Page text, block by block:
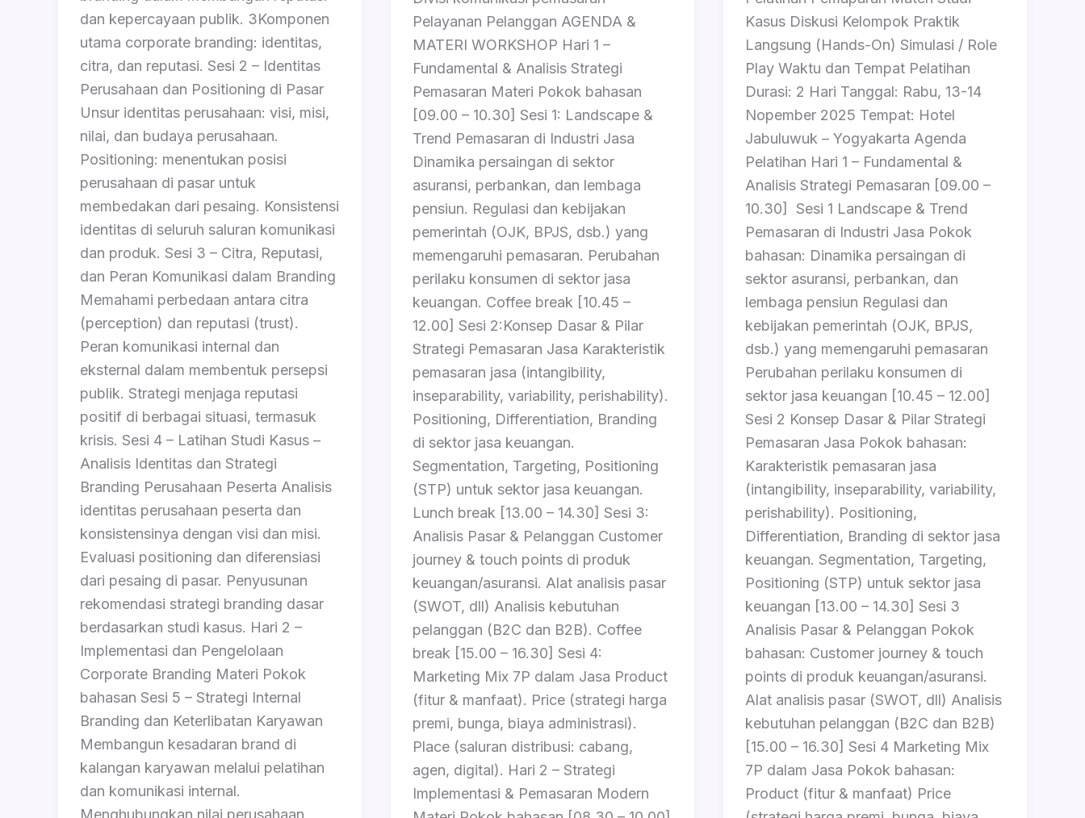
dan kepercayaan publik. 3Komponen
utama corporate branding: identitas,
citra, dan reputasi. Sesi 2 – Identitas
Perusahaan dan Positioning di Pasar
Unsur identitas perusahaan: visi, misi,
nilai, dan budaya perusahaan.
Positioning: menentukan posisi
perusahaan di pasar untuk
membedakan dari pesaing. Konsistensi
identitas di seluruh saluran komunikasi
dan produk. Sesi 3 – Citra, Reputasi,
dan Peran Komunikasi dalam Branding
Memahami perbedaan antara citra
(perception) dan reputasi (trust).
Peran komunikasi internal dan
eksternal dalam membentuk persepsi
publik. Strategi menjaga reputasi
positif di berbagai situasi, termasuk
krisis. Sesi 4 – Latihan Studi Kasus –
Analisis Identitas dan Strategi
Branding Perusahaan Peserta Analisis
identitas perusahaan peserta dan
konsistensinya dengan visi dan misi.
Evaluasi positioning dan diferensiasi
dari pesaing di pasar. Penyusunan
rekomendasi strategi branding dasar
berdasarkan studi kasus. Hari 2 –
Implementasi dan Pengelolaan
Corporate Branding Materi Pokok
bahasan Sesi 5 – Strategi Internal
Branding dan Keterlibatan Karyawan
Membangun kesadaran brand di
kalangan karyawan melalui pelatihan
dan komunikasi internal.
Menghubungkan nilai perusahaan
Pelayanan Pelanggan AGENDA &
MATERI WORKSHOP Hari 1 –
Fundamental & Analisis Strategi
Pemasaran Materi Pokok bahasan
[09.00 – 10.30] Sesi 1: Landscape &
Trend Pemasaran di Industri Jasa
Dinamika persaingan di sektor
asuransi, perbankan, dan lembaga
pensiun. Regulasi dan kebijakan
pemerintah (OJK, BPJS, dsb.) yang
memengaruhi pemasaran. Perubahan
perilaku konsumen di sektor jasa
keuangan. Coffee break [10.45 –
12.00] Sesi 2:Konsep Dasar & Pilar
Strategi Pemasaran Jasa Karakteristik
pemasaran jasa (intangibility,
inseparability, variability, perishability).
Positioning, Differentiation, Branding
di sektor jasa keuangan.
Segmentation, Targeting, Positioning
(STP) untuk sektor jasa keuangan.
Lunch break [13.00 – 14.30] Sesi 3:
Analisis Pasar & Pelanggan Customer
journey & touch points di produk
keuangan/asuransi. Alat analisis pasar
(SWOT, dll) Analisis kebutuhan
pelanggan (B2C dan B2B). Coffee
break [15.00 – 16.30] Sesi 4:
Marketing Mix 7P dalam Jasa Product
(fitur & manfaat). Price (strategi harga
premi, bunga, biaya administrasi).
Place (saluran distribusi: cabang,
agen, digital). Hari 2 – Strategi
Implementasi & Pemasaran Modern
Kasus Diskusi Kelompok Praktik
Langsung (Hands-On) Simulasi / Role
Play Waktu dan Tempat Pelatihan
Durasi: 2 Hari Tanggal: Rabu, 13-14
Nopember 2025 Tempat: Hotel
Jabuluwuk – Yogyakarta Agenda
Pelatihan Hari 1 – Fundamental &
Analisis Strategi Pemasaran [09.00 –
10.30] Sesi 1 Landscape & Trend
Pemasaran di Industri Jasa Pokok
bahasan: Dinamika persaingan di
sektor asuransi, perbankan, dan
lembaga pensiun Regulasi dan
kebijakan pemerintah (OJK, BPJS,
dsb.) yang memengaruhi pemasaran
Perubahan perilaku konsumen di
sektor jasa keuangan [10.45 – 12.00]
Sesi 2 Konsep Dasar & Pilar Strategi
Pemasaran Jasa Pokok bahasan:
Karakteristik pemasaran jasa
(intangibility, inseparability, variability,
perishability). Positioning,
Differentiation, Branding di sektor jasa
keuangan. Segmentation, Targeting,
Positioning (STP) untuk sektor jasa
keuangan [13.00 – 14.30] Sesi 3
Analisis Pasar & Pelanggan Pokok
bahasan: Customer journey & touch
points di produk keuangan/asuransi.
Alat analisis pasar (SWOT, dll) Analisis
kebutuhan pelanggan (B2C dan B2B)
[15.00 – 16.30] Sesi 4 Marketing Mix
7P dalam Jasa Pokok bahasan:
Product (fitur & manfaat) Price